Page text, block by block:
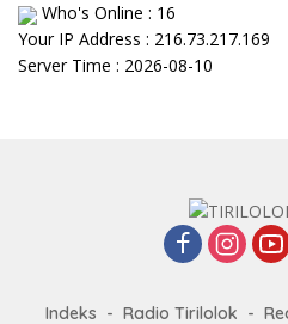
Who's Online : 16
Your IP Address : 216.73.217.169
Server Time : 2026-08-10
Indeks Radio Tirilolok